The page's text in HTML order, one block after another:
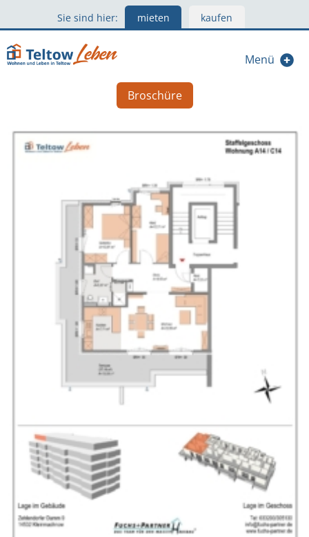
Sie sind hier: mieten kaufen
Menü
Broschüre